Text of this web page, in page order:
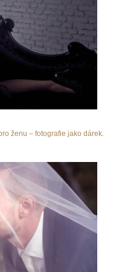
ženu – fotografie jako dárek.